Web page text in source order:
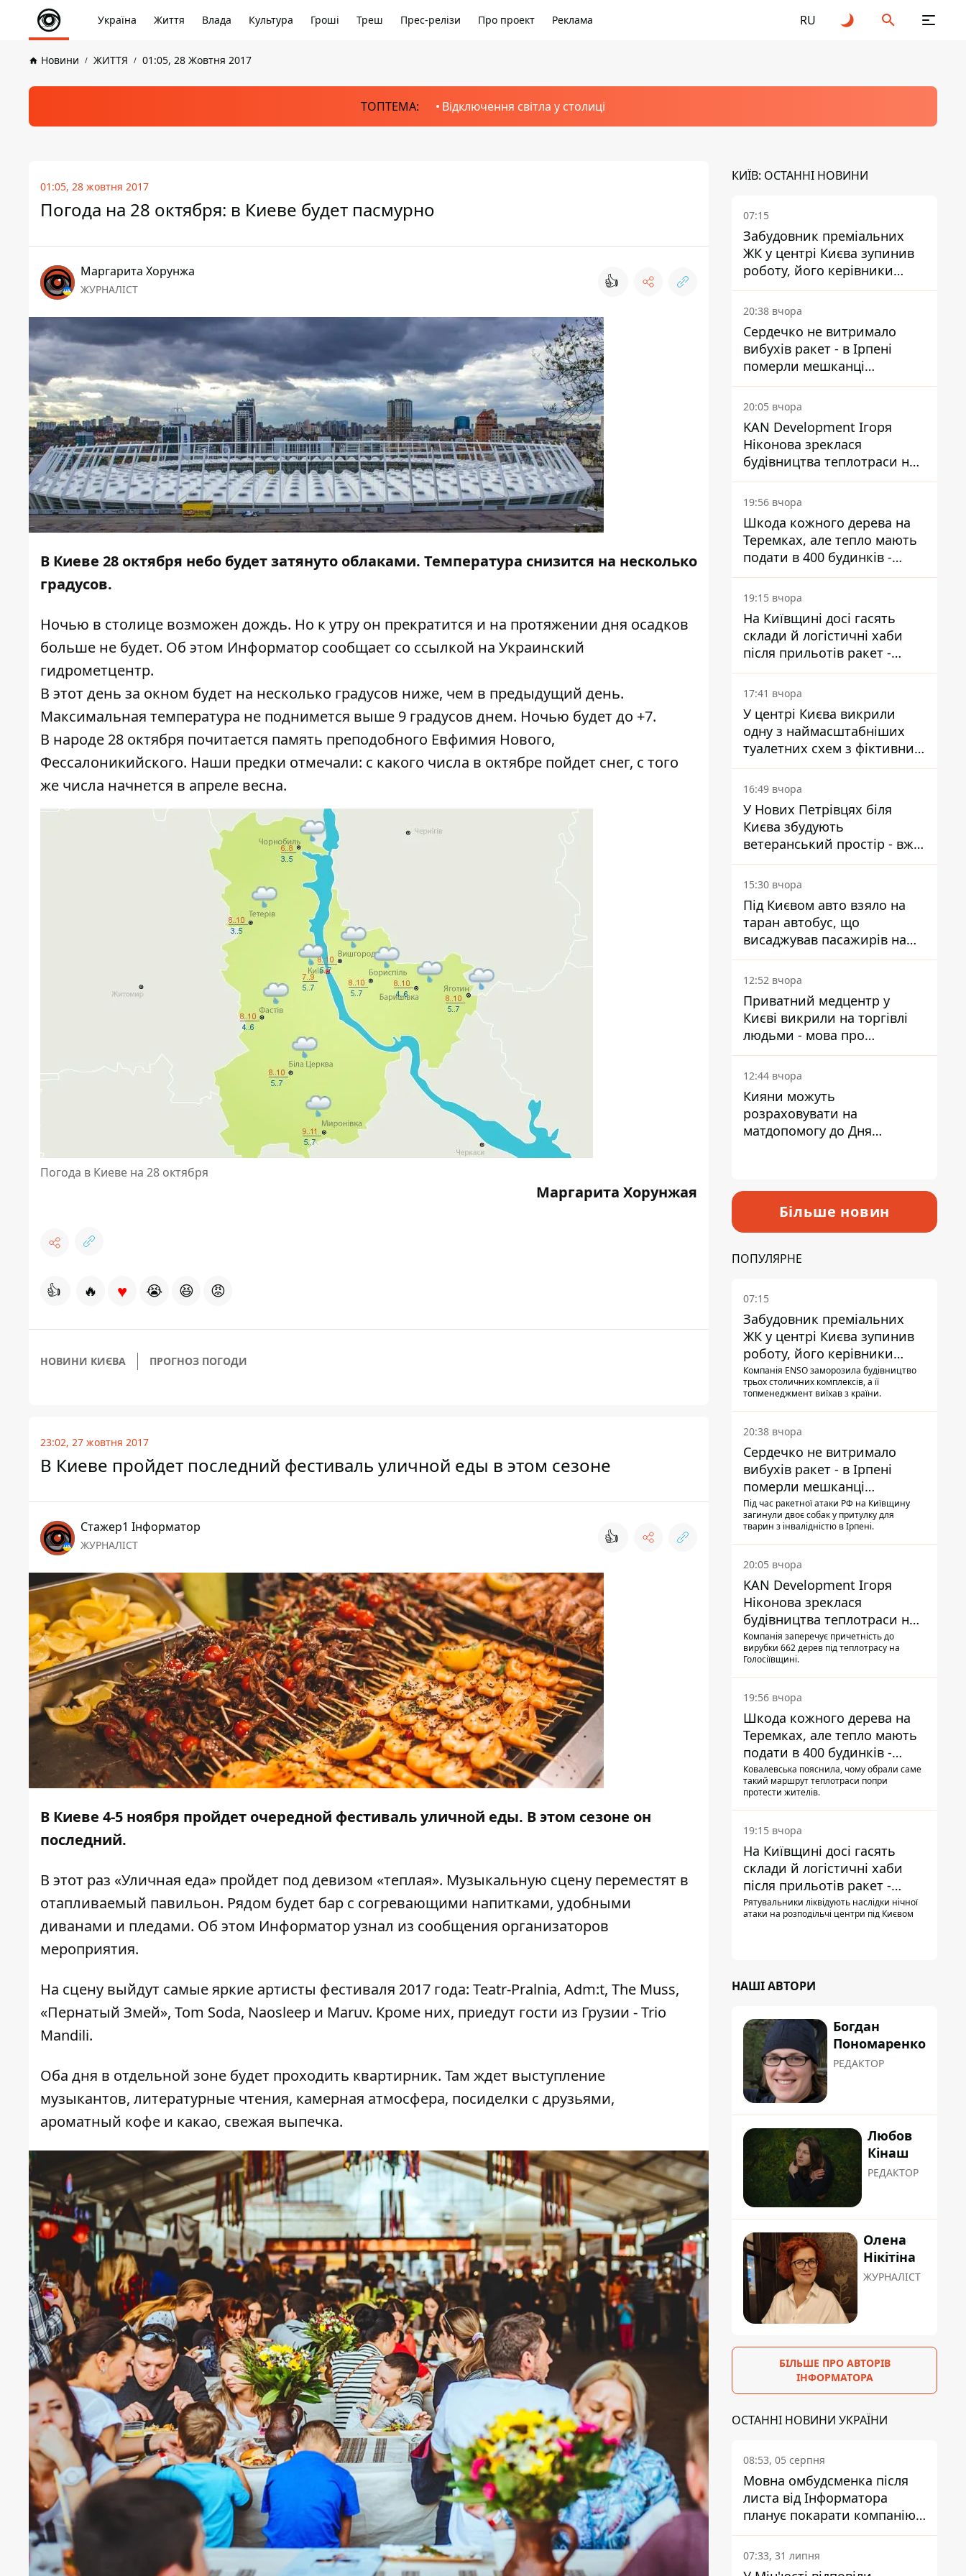
Україна Життя Влада Культура Гроші Треш Прес-релізи Про проект Реклама RU
Новини ЖИТТЯ 01:05, 28 Жовтня 2017
ТОПТЕМА: Відключення світла у столиці
01:05, 28 жовтня 2017
Погода на 28 октября: в Киеве будет пасмурно
Маргарита Хорунжа
ЖУРНАЛІСТ 👍
В Киеве 28 октября небо будет затянуто облаками. Температура снизится на несколько
градусов.
Ночью в столице возможен дождь. Но к утру он прекратится и на протяжении дня осадков
больше не будет. Об этом Информатор сообщает со ссылкой на Украинский
гидрометцентр.
В этот день за окном будет на несколько градусов ниже, чем в предыдущий день.
Максимальная температура не поднимется выше 9 градусов днем. Ночью будет до +7.
В народе 28 октября почитается память преподобного Евфимия Нового,
Фессалоникийского. Наши предки отмечали: с какого числа в октябре пойдет снег, с того
же числа начнется в апреле весна.
Погода в Киеве на 28 октября
Маргарита Хорунжая
👍 🔥 ♥ 😭 😆 😡
НОВИНИ КИЄВА ПРОГНОЗ ПОГОДИ
23:02, 27 жовтня 2017
В Киеве пройдет последний фестиваль уличной еды в этом сезоне
Стажер1 Інформатор
ЖУРНАЛІСТ 👍
В Киеве 4-5 ноября пройдет очередной фестиваль уличной еды. В этом сезоне он
последний.
В этот раз «Уличная еда» пройдет под девизом «теплая». Музыкальную сцену переместят в
отапливаемый павильон. Рядом будет бар с согревающими напитками, удобными
диванами и пледами. Об этом Информаторузнал из сообщения организаторов
мероприятия.
На сцену выйдут самые яркие артисты фестиваля 2017 года: Teatr-Pralnia, Adm:t, The Muss,
«Пернатый Змей», Tom Soda, Naosleep и Maruv. Кроме них, приедут гости из Грузии - Trio
Mandili.
Оба дня в отдельной зоне будет проходить квартирник. Там ждет выступление
музыкантов, литературные чтения, камерная атмосфера, посиделки с друзьями,
ароматный кофе и какао, свежая выпечка.
КИЇВ: ОСТАННІ НОВИНИ
07:15
Забудовник преміальних
ЖК у центрі Києва зупинив
роботу, його керівники
втекли з України - Bihus.info
20:38 вчора
Сердечко не витримало
вибухів ракет - в Ірпені
померли мешканці
притулку для собак з
інвалідністю
20:05 вчора
KAN Development Ігоря
Ніконова зреклася
будівництва теплотраси на
Теремках
19:56 вчора
Шкода кожного дерева на
Теремках, але тепло мають
подати в 400 будинків -
депутатка Київради
19:15 вчора
На Київщині досі гасять
склади й логістичні хаби
після прильотів ракет -
ДСНС
17:41 вчора
У центрі Києва викрили
одну з наймасштабніших
туалетних схем з фіктивним
будинком
16:49 вчора
У Нових Петрівцях біля
Києва збудують
ветеранський простір - вже
знайшли проєктанта
15:30 вчора
Під Києвом авто взяло на
таран автобус, що
висаджував пасажирів на
зупинці - пасажирка в
лікарні
12:52 вчора
Приватний медцентр у
Києві викрили на торгівлі
людьми - мова про
сурогатне материнство
12:44 вчора
Кияни можуть
розраховувати на
матдопомогу до Дня
Більше новин
ПОПУЛЯРНЕ
07:15
Забудовник преміальних
ЖК у центрі Києва зупинив
роботу, його керівники
втекли з України - Bihus.info
Компанія ENSO заморозила будівництво
трьох столичних комплексів, а її
топменеджмент виїхав з країни.
20:38 вчора
Сердечко не витримало
вибухів ракет - в Ірпені
померли мешканці
притулку для собак з
інвалідністю
Під час ракетної атаки РФ на Київщину
загинули двоє собак у притулку для
тварин з інвалідністю в Ірпені.
20:05 вчора
KAN Development Ігоря
Ніконова зреклася
будівництва теплотраси на
Теремках
Компанія заперечує причетність до
вирубки 662 дерев під теплотрасу на
Голосіївщині.
19:56 вчора
Шкода кожного дерева на
Теремках, але тепло мають
подати в 400 будинків -
депутатка Київради
Ковалевська пояснила, чому обрали саме
такий маршрут теплотраси попри
протести жителів.
19:15 вчора
На Київщині досі гасять
склади й логістичні хаби
після прильотів ракет -
ДСНС
Рятувальники ліквідують наслідки нічної
атаки на розподільчі центри під Києвом
НАШІ АВТОРИ
Богдан
Пономаренко
РЕДАКТОР
Любов
Кінаш
РЕДАКТОР
Олена
Нікітіна
ЖУРНАЛІСТ
БІЛЬШЕ ПРО АВТОРІВ
ІНФОРМАТОРА
ОСТАННІ НОВИНИ УКРАЇНИ
08:53, 05 серпня
Мовна омбудсменка після
листа від Інформатора
планує покарати компанію-
підрядника ПриватБанку
07:33, 31 липня